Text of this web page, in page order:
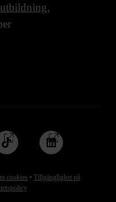
utbildning,
cookies • Tillgänglighet på
Följ
oss
TikTok
Följ
oss
Linkedin